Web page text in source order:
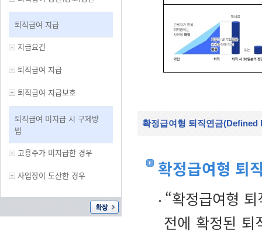
퇴직급여 지급
지급요건
퇴직급여 지급
퇴직급여 지급보호
퇴직급여 미지급 시 구제방
법
고용주가 미지급한 경우
사업장이 도산한 경우
확정급여형 퇴직연금
확정급여형 퇴
“확정급여형
전에 확정된 퇴